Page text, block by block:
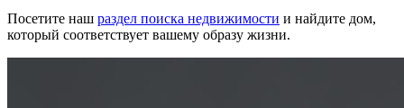
Посетите наш раздел поиска недвижимости и найдите дом,
который соответствует вашему образу жизни.